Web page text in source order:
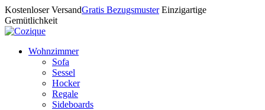
Kostenloser VersandGratis Bezugsmuster Einzigartige
Gemütlichkeit
Wohnzimmer
Sofa
Sessel
Hocker
Regale
Sideboards